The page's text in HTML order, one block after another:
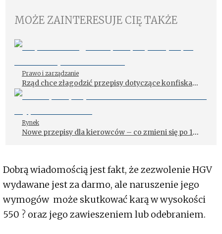
MOŻE ZAINTERESUJE CIĘ TAKŻE
Prawo i zarządzanie
Rząd chce złagodzić przepisy dotyczące konfiskaty
aut za alkohol
Rynek
Nowe przepisy dla kierowców – co zmieni się po 17.
Dobrą wiadomością jest fakt, że zezwolenie HGV
wydawane jest za darmo, ale naruszenie jego
wymogów może skutkować karą w wysokości
550 ? oraz jego zawieszeniem lub odebraniem.